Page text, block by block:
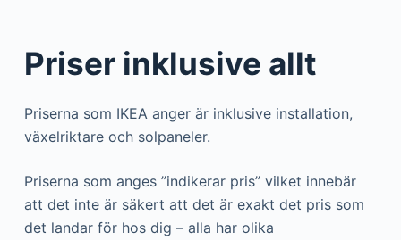
Priser inklusive allt
Priserna som IKEA anger är inklusive installation,
växelriktare och solpaneler.
Priserna som anges ”indikerar pris” vilket innebär
att det inte är säkert att det är exakt det pris som
det landar för hos dig – alla har olika